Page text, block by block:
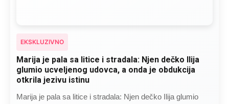
EKSKLUZIVNO
Marija je pala sa litice i stradala: Njen dečko Ilija
glumio ucveljenog udovca, a onda je obdukcija
otkrila jezivu istinu
Marija je pala sa litice i stradala: Njen dečko Ilija glumio